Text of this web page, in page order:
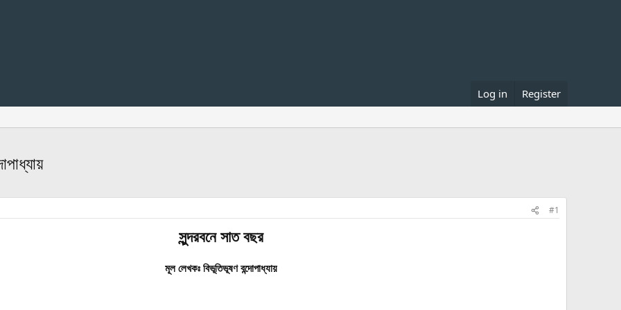
Log in Register
#1
সুন্দরবনে সাত বছর
মূল লেখকঃ বিভূতিভূষণ বন্দোপাধ্যায়